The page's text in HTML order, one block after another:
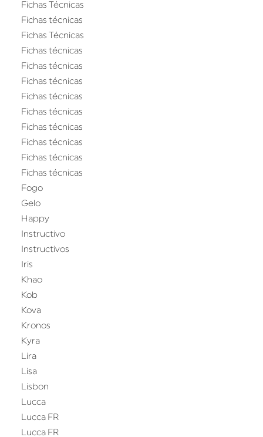
Fichas Técnicas
Fichas técnicas
Fichas Técnicas
Fichas técnicas
Fichas técnicas
Fichas técnicas
Fichas técnicas
Fichas técnicas
Fichas técnicas
Fichas técnicas
Fichas técnicas
Fichas técnicas
Fogo
Gelo
Happy
Instructivo
Instructivos
Iris
Khao
Kob
Kova
Kronos
Kyra
Lira
Lisa
Lisbon
Lucca
Lucca FR
Lucca FR